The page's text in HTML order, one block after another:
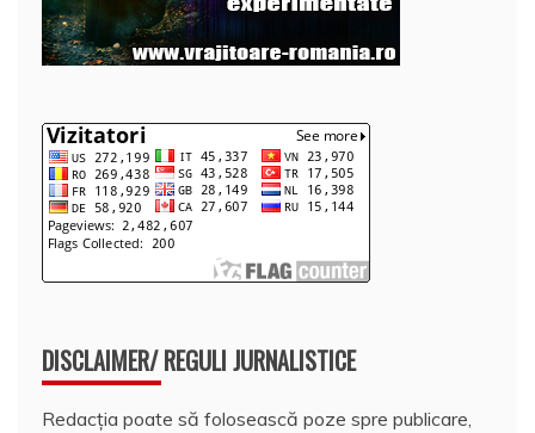
DISCLAIMER/ REGULI JURNALISTICE
Redacția poate să folosească poze spre publicare,